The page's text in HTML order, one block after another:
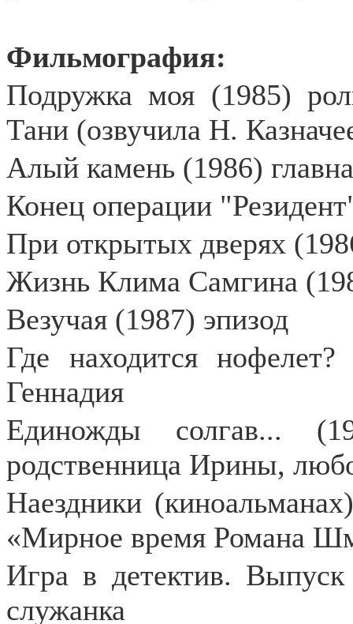
Фильмография:
Подружка моя (1985)
Тани (озвучила Н.
Алый камень (1986)
Конец операции
При открытых дверях
Жизнь Клима Самгина
Везучая (1987) эпизод
Где находится
Геннадия
Единожды солгав...
родственница Ирины,
Наездники
«Мирное время Романа
Игра в детектив.
служанка